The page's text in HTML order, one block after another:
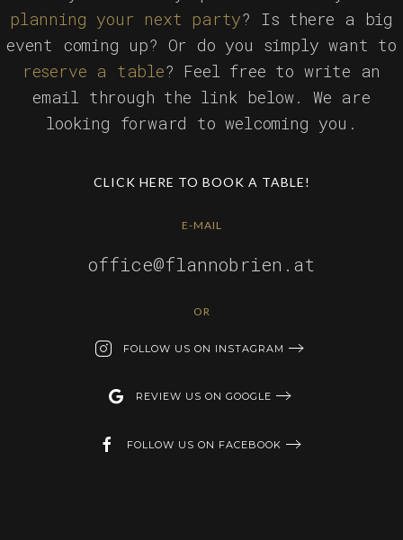
planning your next party? Is there a big
event coming up? Or do you simply want to
reserve a table? Feel free to write an
email through the link below. We are
looking forward to welcoming you.
CLICK HERE TO BOOK A TABLE!
E-MAIL
office@flannobrien.at
OR
FOLLOW US ON INSTAGRAM
REVIEW US ON GOOGLE
FOLLOW US ON FACEBOOK